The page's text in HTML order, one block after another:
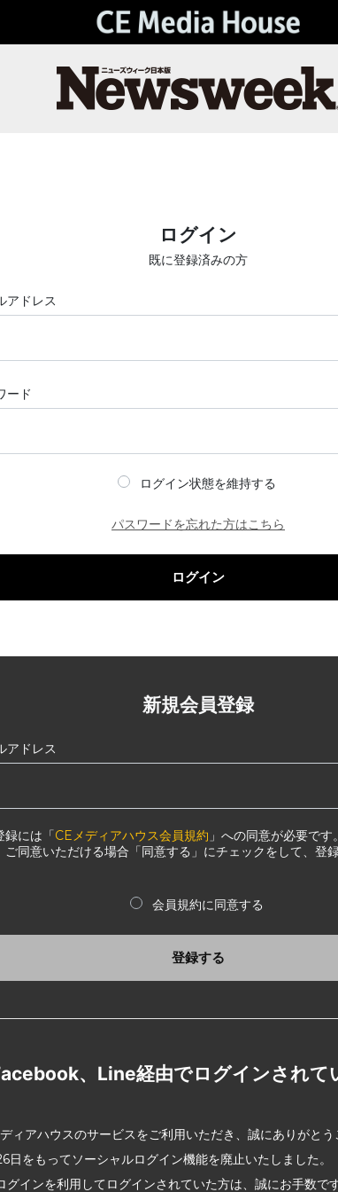
ログイン
既に登録済みの方
アドレス
ード
ログイン状態を維持する
パスワードを忘れた方はこちら
ログイン
新規会員登録
アドレス
録には「CEメディアハウス会員規約 」への同意が必要で
ご同意いただける場合「同意する」にチェックをして、登
会員規約に同意する
登録する
、Line経由でログインされて
ィアハウスのサービスをご利用いただき、誠にありがとう
日をもってソーシャルログイン機能を廃止いたしました。
グインを利用してログインされていた方は、誠にお手数で